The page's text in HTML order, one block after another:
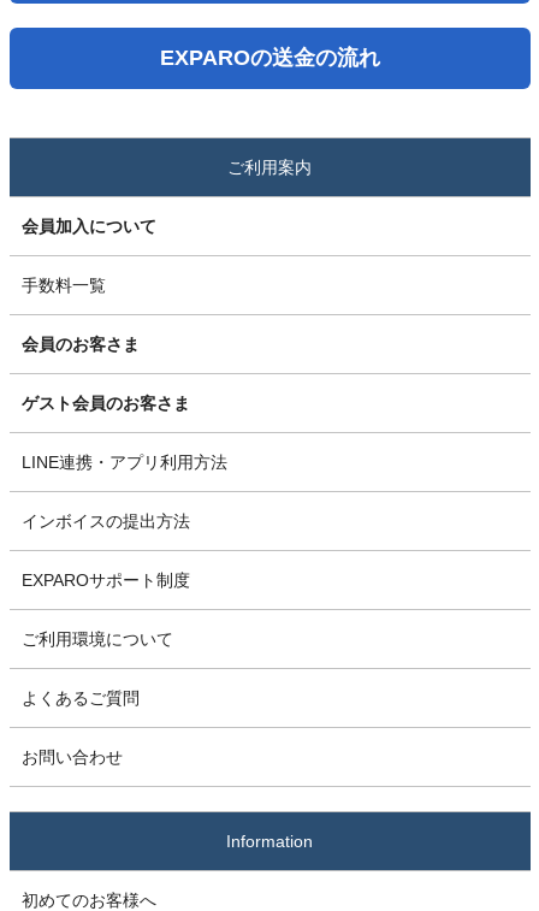
EXPAROの送金の流れ
ご利用案内
会員加入について
手数料一覧
会員のお客さま
ゲスト会員のお客さま
LINE連携・アプリ利用方法
インボイスの提出方法
EXPAROサポート制度
ご利用環境について
よくあるご質問
お問い合わせ
Information
初めてのお客様へ